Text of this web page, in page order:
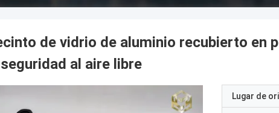
de vidrio de aluminio recubierto en
al aire libre
Lugar de